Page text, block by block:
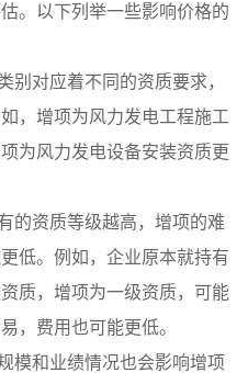
。以下列举一些影响价格的
别对应着不同的资质要求，
，增项为风力发电工程施工
为风力发电设备安装资质更
的资质等级越高，增项的难
低。例如，企业原本就持有
质，增项为一级资质，可能
，费用也可能更低。
模和业绩情况也会影响增项